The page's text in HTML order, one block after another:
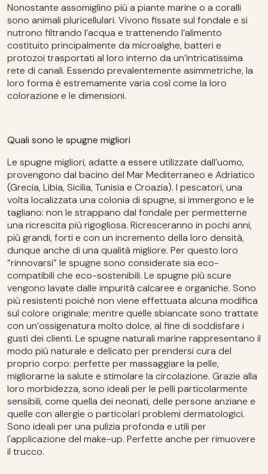
Nonostante assomiglino più a piante marine o a coralli
sono animali pluricellulari. Vivono fissate sul fondale e si
nutrono filtrando l’acqua e trattenendo l’alimento
costituito principalmente da microalghe, batteri e
protozoi trasportati al loro interno da un’intricatissima
rete di canali. Essendo prevalentemente asimmetriche, la
loro forma è estremamente varia così come la loro
colorazione e le dimensioni.
Quali sono le spugne migliori
Le spugne migliori, adatte a essere utilizzate dall’uomo,
provengono dal bacino del Mar Mediterraneo e Adriatico
(Grecia, Libia, Sicilia, Tunisia e Croazia). I pescatori, una
volta localizzata una colonia di spugne, si immergono e le
tagliano: non le strappano dal fondale per permetterne
una ricrescita più rigogliosa. Ricresceranno in pochi anni,
più grandi, forti e con un incremento della loro densità,
dunque anche di una qualità migliore. Per questo loro
“rinnovarsi” le spugne sono considerate sia eco-
compatibili che eco-sostenibili. Le spugne più scure
vengono lavate dalle impurità calcaree e organiche. Sono
più resistenti poiché non viene effettuata alcuna modifica
sul colore originale; mentre quelle sbiancate sono trattate
con un’ossigenatura molto dolce, al fine di soddisfare i
gusti dei clienti. Le spugne naturali marine rappresentano il
modo più naturale e delicato per prendersi cura del
proprio corpo: perfette per massaggiare la pelle,
migliorarne la salute e stimolare la circolazione. Grazie alla
loro morbidezza, sono ideali per le pelli particolarmente
sensibili, come quella dei neonati, delle persone anziane e
quelle con allergie o particolari problemi dermatologici.
Sono ideali per una pulizia profonda e utili per
l'applicazione del make-up. Perfette anche per rimuovere
il trucco.